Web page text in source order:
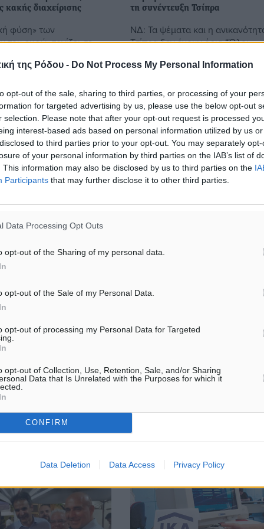
της Ρόδου - Do Not Process My Personal Information
opt-out of the sale, sharing to third parties, or processing of your
for targeted advertising by us, please use the below opt-out
selection. Please note that after your opt-out request is processed
interest-based ads based on personal information utilized by us
to third parties prior to your opt-out. You may separately
of your personal information by third parties on the IAB’s list of
This information may also be disclosed by us to third parties on the
Participants that may further disclose it to other third parties.
Data Processing Opt Outs
opt-out of the Sharing of my personal data.
opt-out of the Sale of my Personal Data.
opt-out of processing my Personal Data for Targeted
opt-out of Collection, Use, Retention, Sale, and/or Sharing
Data that Is Unrelated with the Purposes for which it
CONFIRM
Data Deletion Data Access Privacy Policy
κακής διαχείρισης
φύση» των
του ευρώ, τονίζει σε
Στάμπα”, ο νομπελίστας
τη συνέντευξη Τσίπρα
ΝΔ: Τα ψέματα και η
Τσίπρα δεν έχουν όρια “Όλοι
τις συντάξεις και την πρώτη
04.06.16, 17:57
για την χώρα
στο Λονδίνο για
τους επενδυτές για
των τραπεζών του
βρέθηκαν προ ...
Η συνολική πτώση στα ακίνητα
Συνολική πτώση, που δεν
να αγγίξει ακόμα και το 70%,
καταγράψουν οι αξίες των
στην Ελλάδα, από την αρχή της